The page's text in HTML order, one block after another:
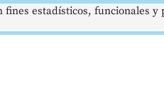
estadísticos, funcionales